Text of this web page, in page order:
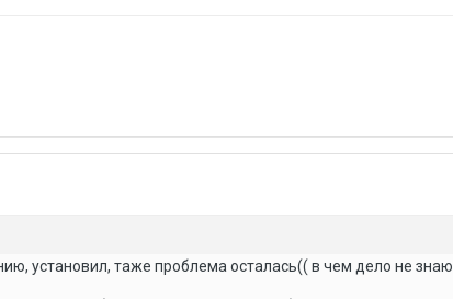
установил, таже проблема осталась(( в чем дело не знаю